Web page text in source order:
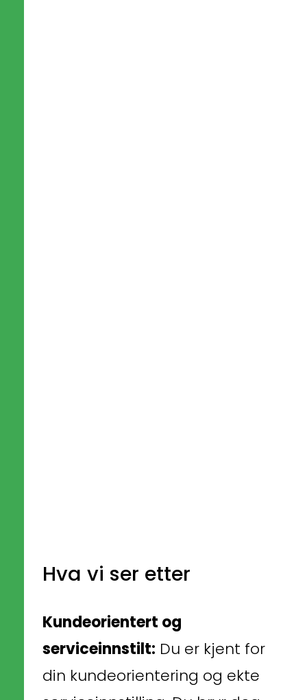
Hva vi ser etter
Kundeorientert og
serviceinnstilt: Du er kjent for
din kundeorientering og ekte